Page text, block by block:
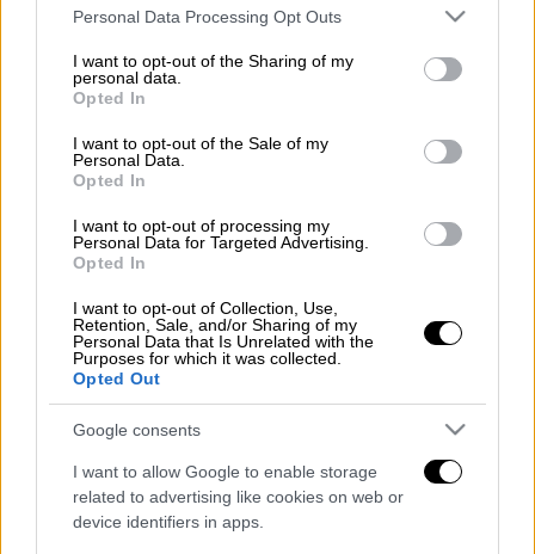
Please note that this website/app uses one or more Google
not limited to your visit or usage behaviour. You may click to
grant or deny consent to Google and its third-party tags to
use your data for below specified purposes in below Google
consent section.
Personal Data Processing Opt Outs
I want to opt-out of the Sharing of my
personal data.
Opted In
I want to opt-out of the Sale of my
Personal Data.
Opted In
I want to opt-out of processing my
Personal Data for Targeted Advertising.
Opted In
I want to opt-out of Collection, Use,
Retention, Sale, and/or Sharing of my
Personal Data that Is Unrelated with the
Purposes for which it was collected.
Opted Out
Google consents
I want to allow Google to enable storage
related to advertising like cookies on web or
device identifiers in apps.
Μενίδι: Έβαλαν φωτιά σε εργαστήριο
με σφολιάτες
Το περιστατικό έγινε περίπου στις 7 το
με τον 26χρονο που φέρεται να
αντιμετωπίζει ψυχιατρικά προβλήματα να
επιτίθεται με μαχαίρι σε δύο ιδιοκτήτες
καταστημάτων της περιοχής.
Συγκεκριμένα, ο ένας έχει στην ιδιοκτησία
του έναπλυντήριο αυτοκινήτωνκαι οάλλος
κατάστημα με υδραυλικά είδη
προσπάθησαν να αφοπλίσουν τον δράστη,
όμως δέχθηκαν μαχαιριές, ο ένας στο χέρι
και ο άλλος στον θώρακα.